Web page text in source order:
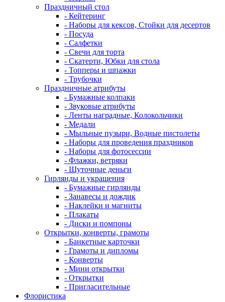
Праздничный стол
- Кейтеринг
- Наборы для кексов, Стойки для десертов
- Посуда
- Салфетки
- Свечи для торта
- Скатерти, Юбки для стола
- Топперы и шпажки
- Трубочки
Праздничные атрибуты
- Бумажные колпаки
- Звуковые атрибуты
- Ленты наградные, Колокольчики
- Медали
- Мыльные пузыри, Водные пистолеты
- Наборы для проведения праздников
- Наборы для фотосессии
- Флажки, ветряки
- Шуточные деньги
Гирлянды и украшения
- Бумажные гирлянды
- Занавесы и дождик
- Наклейки и магниты
- Плакаты
- Диски и помпоны
Открытки, конверты, грамоты
- Банкетные карточки
- Грамоты и дипломы
- Конверты
- Мини открытки
- Открытки
- Пригласительные
Флористика